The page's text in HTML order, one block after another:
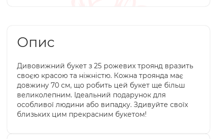
Опис
Дивовижний букет з 25 рожевих троянд вразить
своєю красою та ніжністю. Кожна троянда має
довжину 70 см, що робить цей букет ще більш
великолепним. Ідеальний подарунок для
особливої людини або випадку. Здивуйте своїх
близьких цим прекрасним букетом!